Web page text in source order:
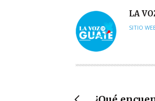
A
U
R
LA
SITIO